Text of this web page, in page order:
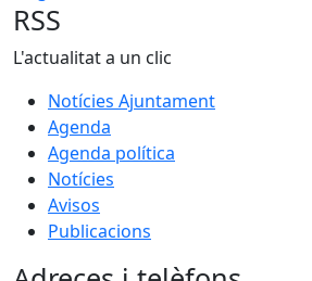
RSS
L'actualitat a un clic
Notícies Ajuntament
Agenda
Agenda política
Notícies
Avisos
Publicacions